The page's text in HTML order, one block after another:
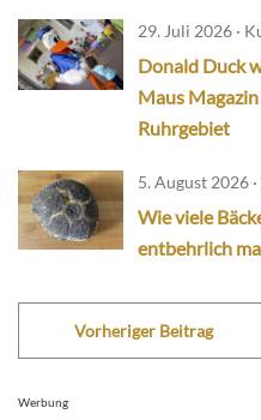
29. Juli 2026 ·
Donald Duck
Maus
Ruhrgebiet
5. August 2026
Wie viele
entbehrlich
Vorheriger Beitrag
Werbung